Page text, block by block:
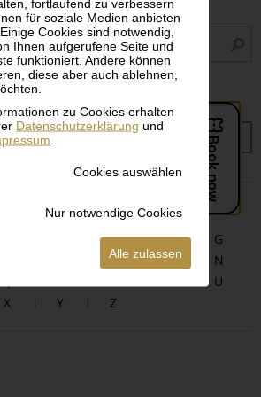
für soziale Medien anbieten
Cookies sind notwendig,
Ihnen aufgerufene Seite und
funktioniert. Andere können
diese aber auch ablehnen,
zu Cookies erhalten
Datenschutzerklärung und
Cookies auswählen
Nur notwendige Cookies
Alle zulassen
SUCHEN
E F
G
L M
N
U
X Y Z